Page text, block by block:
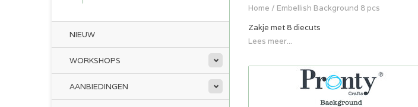
NIEUW
WORKSHOPS
AANBIEDINGEN
Home / Embellish Background 8 pcs
Zakje met 8 diecuts
Lees meer...